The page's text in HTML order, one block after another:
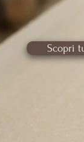
Scopri